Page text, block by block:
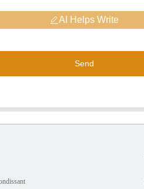
AI Helps Write
Send